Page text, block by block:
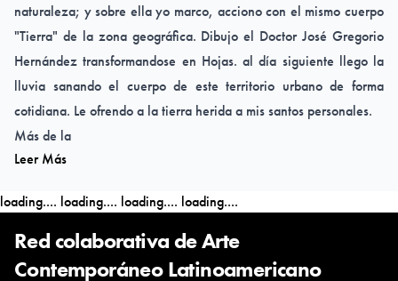
naturaleza; y sobre ella yo marco, acciono con el mismo cuerpo
"Tierra" de la zona geográfica. Dibujo el Doctor José Gregorio
Hernández transformandose en Hojas. al día siguiente llego la
lluvia sanando el cuerpo de este territorio urbano de forma
cotidiana. Le ofrendo a la tierra herida a mis santos personales.
Más de la
pieza: http://franktrejo.wixsite.com/franktrejo/territorio-
Leer Más
loading.... loading.... loading.... loading....
Red colaborativa de Arte
Contemporáneo Latinoamericano